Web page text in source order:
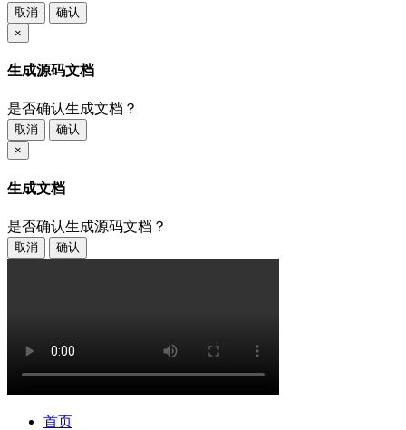
取消
确认
×
生成源码文档
是否确认生成文档？
取消
确认
×
生成文档
是否确认生成源码文档？
取消 确认
首页